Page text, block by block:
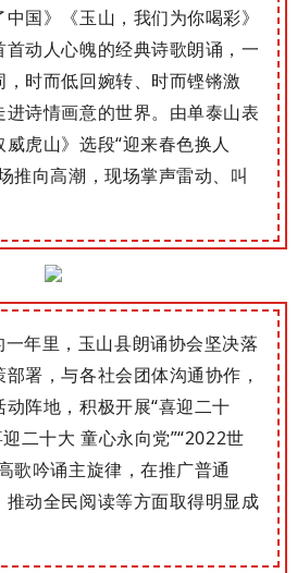
中国》《玉山，我们为你喝彩》
首动人心魄的经典诗歌朗诵，一
时而低回婉转、时而铿锵激
诗情画意的世界。 由单泰山表
虎山》选段“迎来春色换人
推向高潮，现场掌声雷动、叫
年里，玉山县朗诵协会坚决落
部署 ，与各社会团体沟通协作，
阵地，积极开展“喜迎二十
二十大 童心永向党”“2022世
歌吟诵主旋律，在推广普通
动全民阅读等方面取得明显成